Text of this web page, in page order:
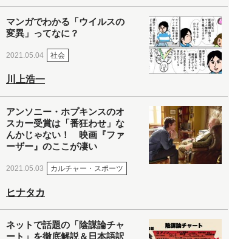
マンガでわかる「ウイルスの
変異」ってなに？
2021.05.04 社会
川上浩一
アンソニー・ホプキンスのオ
スカー受賞は「番狂わせ」な
んかじゃない！ 映画『ファ
ーザー』のここが凄い
2021.05.03 カルチャー・スポーツ
ヒナタカ
ネットで話題の「陰謀論チャ
ート」を徹底解説＆日本語訳